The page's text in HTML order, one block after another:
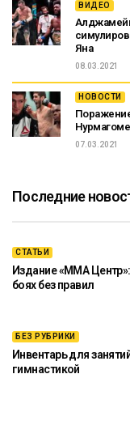
ВИДЕО
Яна
08.03.2021
НОВОСТИ
07.03.2021
Последние
СТАТЬИ
Издание «ММА
боях без правил
БЕЗ РУБРИКИ
Инвентарь для
гимнастикой